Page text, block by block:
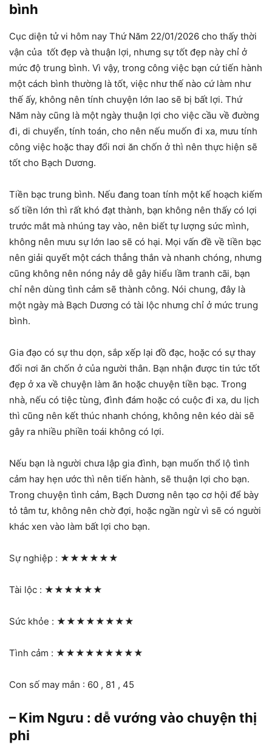
bình
Cục diện tử vi hôm nay Thứ Năm 22/01/2026 cho thấy thời
vận của tốt đẹp và thuận lợi, nhưng sự tốt đẹp này chỉ ở
mức độ trung bình. Vì vậy, trong công việc bạn cứ tiến hành
một cách bình thường là tốt, việc như thế nào cứ làm như
thế ấy, không nên tính chuyện lớn lao sẽ bị bất lợi. Thứ
Năm này cũng là một ngày thuận lợi cho việc cầu về đường
đi, di chuyển, tính toán, cho nên nếu muốn đi xa, mưu tính
công việc hoặc thay đổi nơi ăn chốn ở thì nên thực hiện sẽ
tốt cho Bạch Dương.
Tiền bạc trung bình. Nếu đang toan tính một kế hoạch kiếm
số tiền lớn thì rất khó đạt thành, bạn không nên thấy có lợi
trước mắt mà nhúng tay vào, nên biết tự lượng sức mình,
không nên mưu sự lớn lao sẽ có hại. Mọi vấn đề về tiền bạc
nên giải quyết một cách thẳng thắn và nhanh chóng, nhưng
cũng không nên nóng nảy dễ gây hiểu lầm tranh cãi, bạn
chỉ nên dùng tình cảm sẽ thành công. Nói chung, đây là
một ngày mà Bạch Dương có tài lộc nhưng chỉ ở mức trung
bình.
Gia đạo có sự thu dọn, sắp xếp lại đồ đạc, hoặc có sự thay
đổi nơi ăn chốn ở của người thân. Bạn nhận được tin tức tốt
đẹp ở xa về chuyện làm ăn hoặc chuyện tiền bạc. Trong
nhà, nếu có tiệc tùng, đình đám hoặc có cuộc đi xa, du lịch
thì cũng nên kết thúc nhanh chóng, không nên kéo dài sẽ
gây ra nhiều phiền toái không có lợi.
Nếu bạn là người chưa lập gia đình, bạn muốn thổ lộ tình
cảm hay hẹn ước thì nên tiến hành, sẽ thuận lợi cho bạn.
Trong chuyện tình cảm, Bạch Dương nên tạo cơ hội để bày
tỏ tâm tư, không nên chờ đợi, hoặc ngần ngừ vì sẽ có người
khác xen vào làm bất lợi cho bạn.
Sự nghiệp : ★★★★★★
Tài lộc : ★★★★★★
Sức khỏe : ★★★★★★★★
Tình cảm : ★★★★★★★★★
Con số may mắn : 60 , 81 , 45
– Kim Ngưu : dễ vướng vào chuyện thị
phi